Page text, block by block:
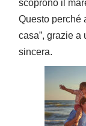
scoprono il
Questo perché
casa”, grazie a
sincera.